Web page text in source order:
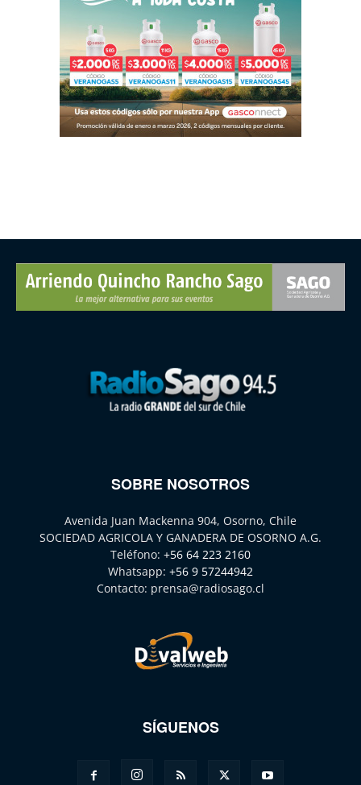
SOBRE NOSOTROS
Avenida Juan Mackenna 904, Osorno, Chile
SOCIEDAD AGRICOLA Y GANADERA DE OSORNO A.G.
Teléfono: +56 64 223 2160
Whatsapp: +56 9 57244942
Contacto: prensa@radiosago.cl
SÍGUENOS